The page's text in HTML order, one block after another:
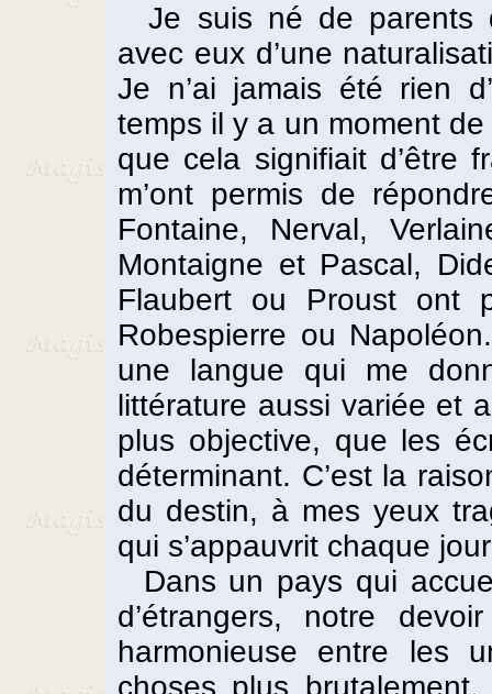
Je suis né de parents
avec eux d’une
Je n’ai jamais été rien
temps il y a un moment
que cela signifiait d’être
m’ont permis de
Fontaine, Nerval,
Montaigne et Pascal,
Flaubert ou Proust ont
Robespierre ou
une langue qui me
littérature aussi variée et
plus objective, que les
déterminant. C’est la
du destin, à mes yeux
qui s’appauvrit chaque
Dans un pays qui
d’étrangers, notre
harmonieuse entre les
choses plus brutalement,